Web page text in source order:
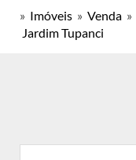
» Imóveis » Venda »
Jardim Tupanci